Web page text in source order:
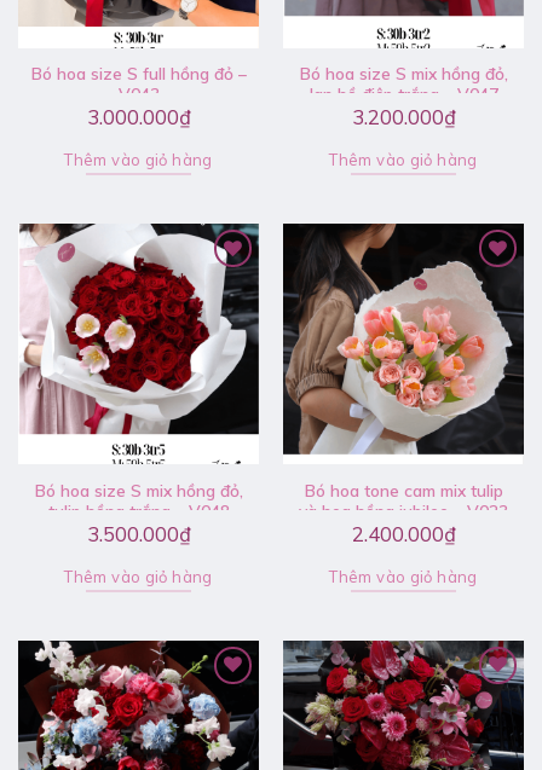
Bó hoa size S full hồng đỏ –
V043
3.000.000₫
Thêm vào giỏ hàng
Bó hoa size S mix hồng đỏ,
lan hồ điệp trắng – V047
3.200.000₫
Thêm vào giỏ hàng
Bó hoa size S mix hồng đỏ,
tulip hồng trắng – V048
3.500.000₫
Thêm vào giỏ hàng
Bó hoa tone cam mix tulip
và hoa hồng jubilee – V023
2.400.000₫
Thêm vào giỏ hàng